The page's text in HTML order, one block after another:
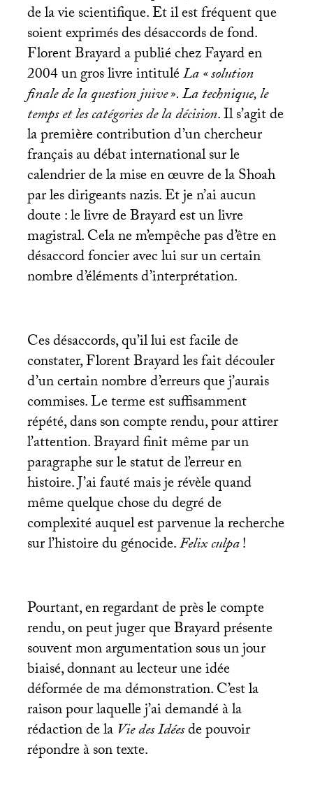
de la vie scientifique. Et il est fréquent que
soient exprimés des désaccords de fond.
Florent Brayard a publié chez Fayard en
2004 un gros livre intituléLa «solution
finale de la question juive». La technique, le
temps et les catégories de la décision. Il s’agit de
la première contribution d’un chercheur
français au débat international sur le
calendrier de la mise en œuvre de la Shoah
par les dirigeants nazis. Et je n’ai aucun
doute : le livre de Brayard est un livre
magistral. Cela ne m’empêche pas d’être en
désaccord foncier avec lui sur un certain
nombre d’éléments d’interprétation.
Ces désaccords, qu’il lui est facile de
constater, Florent Brayard les fait découler
d’un certain nombre d’erreurs que j’aurais
commises. Le terme est suffisamment
répété, dans son compte rendu, pour attirer
l’attention. Brayard finit même par un
paragraphe sur le statut de l’erreur en
histoire. J’ai fauté mais je révèle quand
même quelque chose du degré de
complexité auquel est parvenue la recherche
sur l’histoire du génocide.Felix culpa!
Pourtant, en regardant de près le compte
rendu, on peut juger que Brayard présente
souvent mon argumentation sous un jour
biaisé, donnant au lecteur une idée
déformée de ma démonstration. C’est la
raison pour laquelle j’ai demandé à la
rédaction de la Vie des Idéesde pouvoir
répondre à son texte.